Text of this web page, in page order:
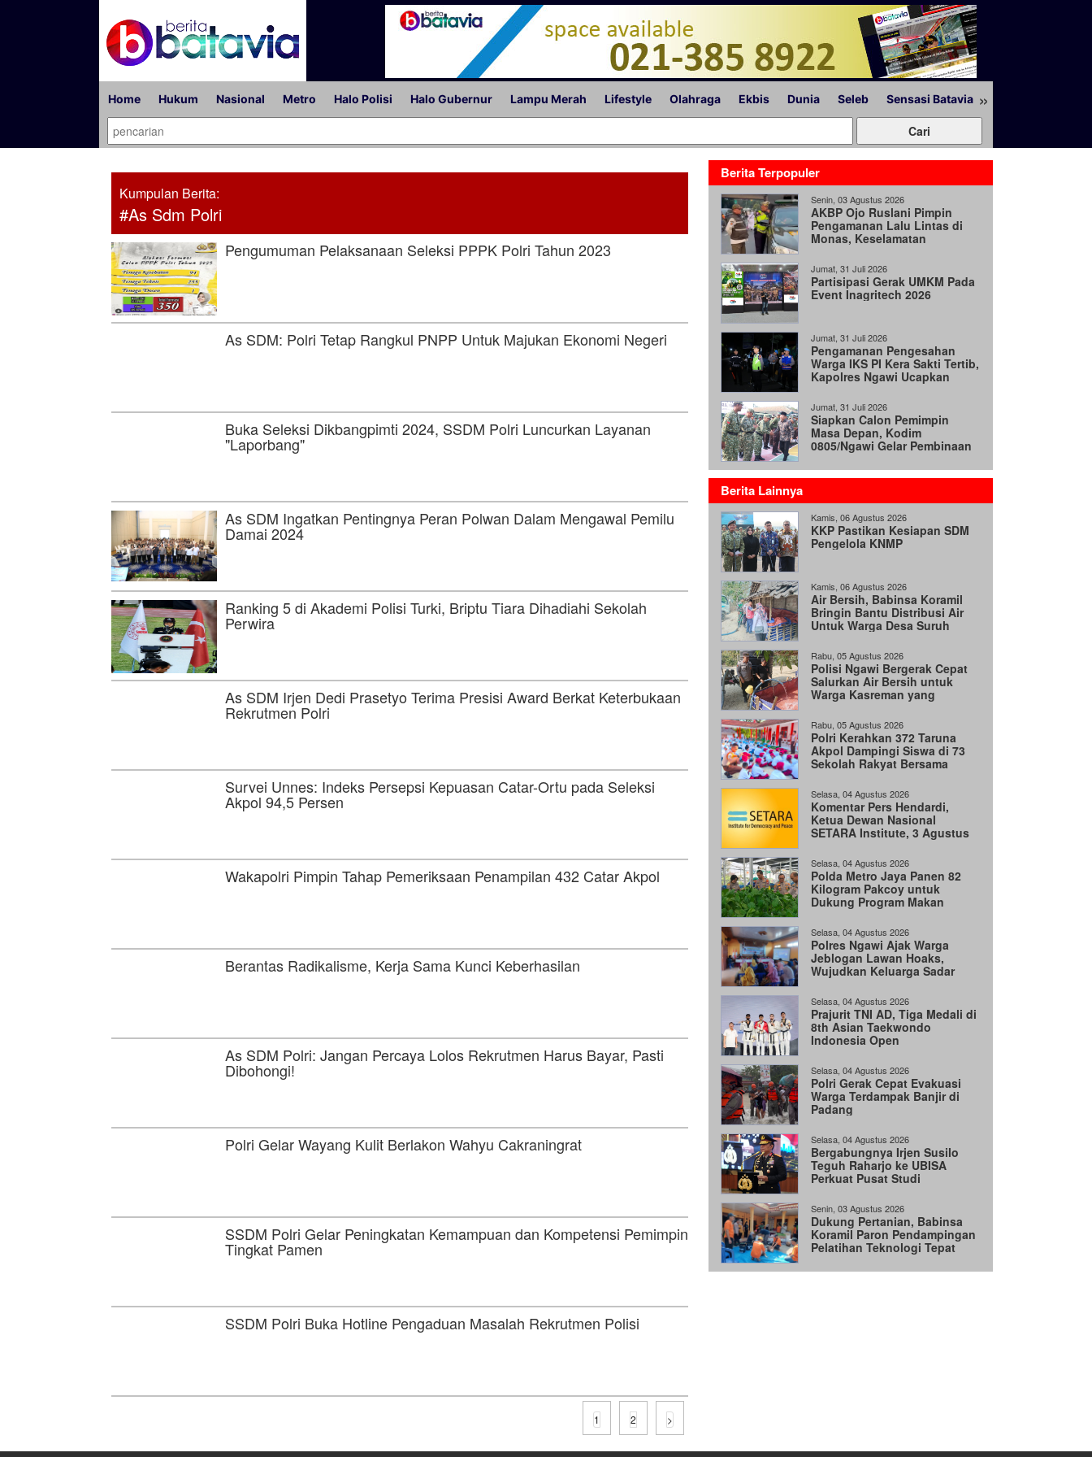
Home Hukum Nasional Metro Halo Polisi Halo Gubernur Lampu Merah Lifestyle Olahraga Ekbis Dunia Seleb Sensasi Batavia »
Kumpulan Berita:
#As Sdm Polri
Pengumuman Pelaksanaan Seleksi PPPK Polri Tahun 2023
As SDM: Polri Tetap Rangkul PNPP Untuk Majukan Ekonomi Negeri
Buka Seleksi Dikbangpimti 2024, SSDM Polri Luncurkan Layanan
"Laporbang"
As SDM Ingatkan Pentingnya Peran Polwan Dalam Mengawal Pemilu
Damai 2024
Ranking 5 di Akademi Polisi Turki, Briptu Tiara Dihadiahi Sekolah
Perwira
As SDM Irjen Dedi Prasetyo Terima Presisi Award Berkat Keterbukaan
Rekrutmen Polri
Survei Unnes: Indeks Persepsi Kepuasan Catar-Ortu pada Seleksi
Akpol 94,5 Persen
Wakapolri Pimpin Tahap Pemeriksaan Penampilan 432 Catar Akpol
Berantas Radikalisme, Kerja Sama Kunci Keberhasilan
As SDM Polri: Jangan Percaya Lolos Rekrutmen Harus Bayar, Pasti
Dibohongi!
Polri Gelar Wayang Kulit Berlakon Wahyu Cakraningrat
SSDM Polri Gelar Peningkatan Kemampuan dan Kompetensi Pemimpin
Tingkat Pamen
SSDM Polri Buka Hotline Pengaduan Masalah Rekrutmen Polisi
1 2 >
Berita Terpopuler
Senin, 03 Agustus 2026
AKBP Ojo Ruslani Pimpin
Pengamanan Lalu Lintas di
Monas, Keselamatan
Jumat, 31 Juli 2026
Partisipasi Gerak UMKM Pada
Event Inagritech 2026
Jumat, 31 Juli 2026
Pengamanan Pengesahan
Warga IKS PI Kera Sakti Tertib,
Kapolres Ngawi Ucapkan
Jumat, 31 Juli 2026
Siapkan Calon Pemimpin
Masa Depan, Kodim
0805/Ngawi Gelar Pembinaan
Berita Lainnya
Kamis, 06 Agustus 2026
KKP Pastikan Kesiapan SDM
Pengelola KNMP
Kamis, 06 Agustus 2026
Air Bersih, Babinsa Koramil
Bringin Bantu Distribusi Air
Untuk Warga Desa Suruh
Rabu, 05 Agustus 2026
Polisi Ngawi Bergerak Cepat
Salurkan Air Bersih untuk
Warga Kasreman yang
Rabu, 05 Agustus 2026
Polri Kerahkan 372 Taruna
Akpol Dampingi Siswa di 73
Sekolah Rakyat Bersama
Selasa, 04 Agustus 2026
Komentar Pers Hendardi,
Ketua Dewan Nasional
SETARA Institute, 3 Agustus
Selasa, 04 Agustus 2026
Polda Metro Jaya Panen 82
Kilogram Pakcoy untuk
Dukung Program Makan
Selasa, 04 Agustus 2026
Polres Ngawi Ajak Warga
Jeblogan Lawan Hoaks,
Wujudkan Keluarga Sadar
Selasa, 04 Agustus 2026
Prajurit TNI AD, Tiga Medali di
8th Asian Taekwondo
Indonesia Open
Selasa, 04 Agustus 2026
Polri Gerak Cepat Evakuasi
Warga Terdampak Banjir di
Padang
Selasa, 04 Agustus 2026
Bergabungnya Irjen Susilo
Teguh Raharjo ke UBISA
Perkuat Pusat Studi
Senin, 03 Agustus 2026
Dukung Pertanian, Babinsa
Koramil Paron Pendampingan
Pelatihan Teknologi Tepat